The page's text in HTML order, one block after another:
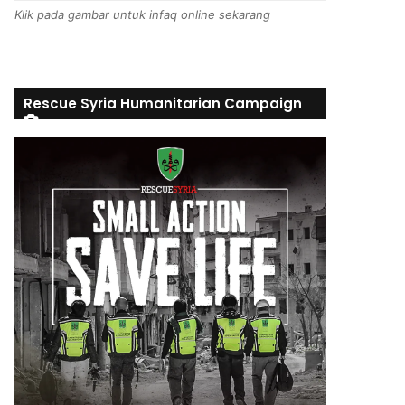
Klik pada gambar untuk infaq online sekarang
Rescue Syria Humanitarian Campaign